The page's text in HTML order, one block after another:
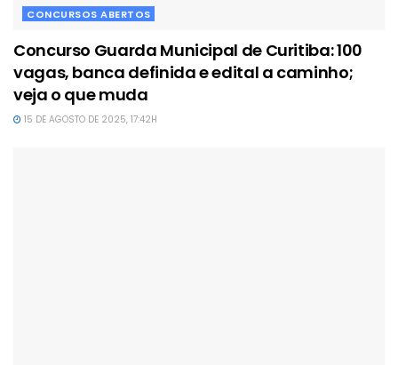
CONCURSOS ABERTOS
Concurso Guarda Municipal de Curitiba: 100
vagas, banca definida e edital a caminho;
veja o que muda
15 DE AGOSTO DE 2025, 17:42H